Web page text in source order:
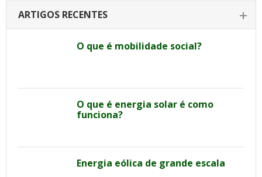
ARTIGOS RECENTES
O que é mobilidade social?
O que é energia solar é como
funciona?
Energia eólica de grande escala